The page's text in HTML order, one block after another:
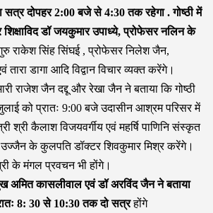
दोपहर 2:00 बजे से 4:30 तक रहेगा . गोष्ठी में
शिक्षाविद डॉ जयकुमार उपाध्ये, प्रोफेसर नलिन के
राकेश सिंह सिंघई , प्रोफेसर निलेश जैन,
डागा आदि विद्वान विचार व्यक्त करेंगे।
राजेश जैन दद्दू और रेखा जैन ने बताया कि गोष्ठी
को प्रातः 9:00 बजे उदासीन आश्रम परिसर में
श्री कैलाश विजयवर्गीय एवं महर्षि पाणिनि संस्कृत
उज्जैन के कुलपति डॉक्टर शिवकुमार मिश्र करेंगे।
के मंगल प्रवचन भी होंगे।
अमित कासलीवाल एवं डॉ अरविंद जैन ने बताया
8: 30 से 10:30 तक दो सत्रहोंगे